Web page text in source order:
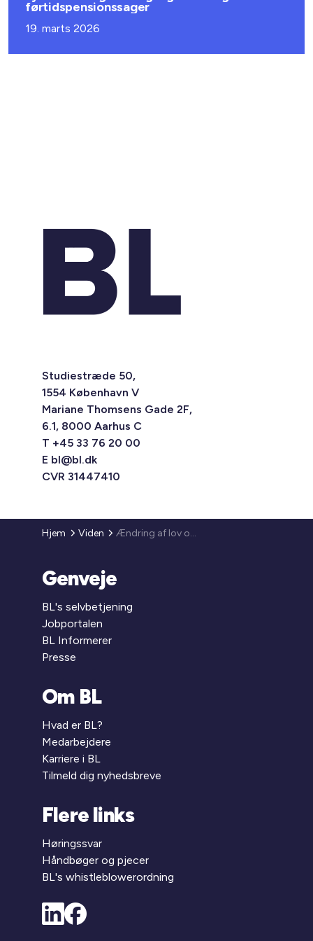
førtidspensionssager
19. marts 2026
Studiestræde 50,
1554 København V
Mariane Thomsens Gade 2F,
6.1, 8000 Aarhus C
T +45 33 76 20 00
E bl@bl.dk
CVR 31447410
Hjem Viden Ændring af lov om miljøbeskyttelse – selektiv nedrivning af bygninger
Genveje
BL's selvbetjening
Jobportalen
BL Informerer
Presse
Om BL
Hvad er BL?
Medarbejdere
Karriere i BL
Tilmeld dig nyhedsbreve
Flere links
Høringssvar
Håndbøger og pjecer
BL's whistleblowerordning